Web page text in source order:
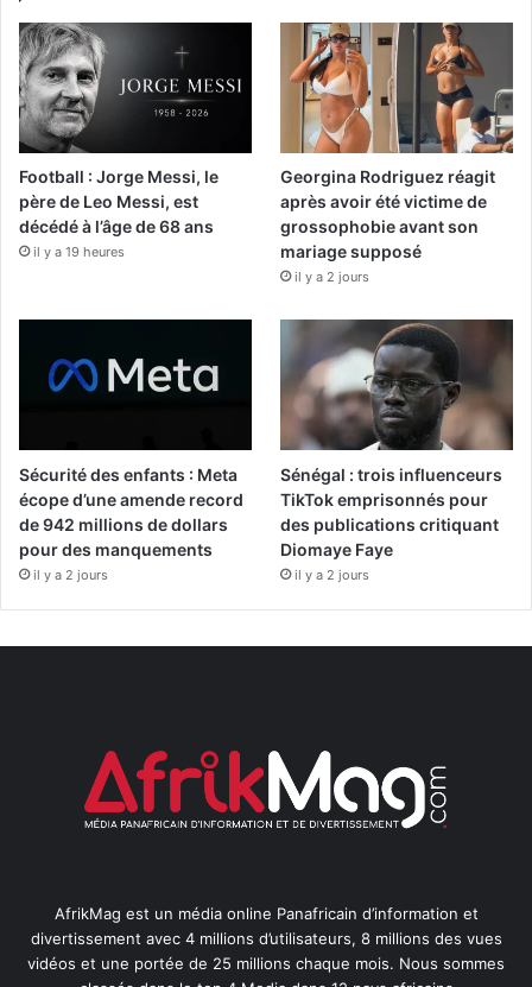
Football : Jorge Messi, le
père de Leo Messi, est
décédé à l’âge de 68 ans
il y a 19 heures
Georgina Rodriguez réagit
après avoir été victime de
grossophobie avant son
mariage supposé
il y a 2 jours
Sécurité des enfants : Meta
écope d’une amende record
de 942 millions de dollars
pour des manquements
il y a 2 jours
Sénégal : trois influenceurs
TikTok emprisonnés pour
des publications critiquant
Diomaye Faye
il y a 2 jours
AfrikMag est un média online Panafricain d’information et
divertissement avec 4 millions d’utilisateurs, 8 millions des vues
vidéos et une portée de 25 millions chaque mois. Nous sommes